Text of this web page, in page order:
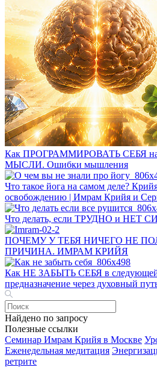
Как ПРОГРАММИРОВАТЬ СЕБЯ
МЫСЛИ. Ошибки мышления
Что такое йога на самом деле?
освобождению | Имрам Крийя и
Что делать, если ТРУДНО и НЕТ
ПОЧЕМУ У ТЕБЯ НИЧЕГО НЕ
ПРИЧИНА. ИМРАМ КРИЙЯ
Как НЕ ЗАБЫТЬ СЕБЯ в следующей
предназначение через духовный
Найдено по запросу
Полезные ссылки
Семинар Имрам Крийя в Москве
Еженедельная медитация
ретрите